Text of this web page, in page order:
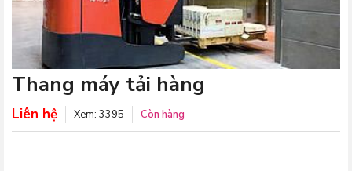
Thang máy tải hàng
Liên hệ Xem: 3395 Còn hàng